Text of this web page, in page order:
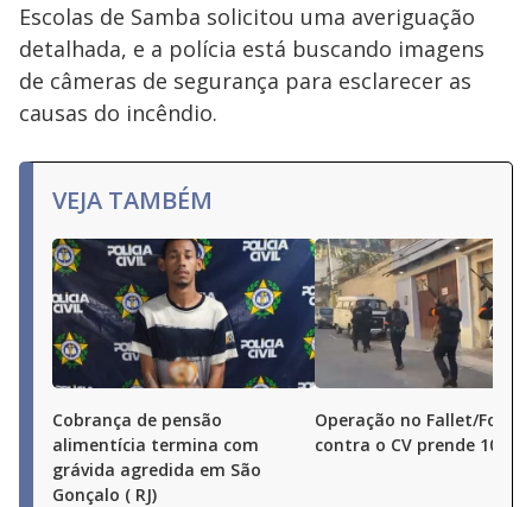
Escolas de Samba solicitou uma averiguação
detalhada, e a polícia está buscando imagens
de câmeras de segurança para esclarecer as
causas do incêndio.
VEJA TAMBÉM
Cobrança de pensão
alimentícia termina com
grávida agredida em São
Gonçalo ( RJ)
Operação no Fallet/
contra o CV prende 10